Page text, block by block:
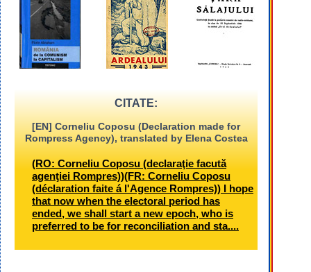
CITATE:
[EN] Corneliu Coposu (Declaration made for
Rompress Agency), translated by Elena Costea
(RO: Corneliu Coposu (declaraţie facută
agenţiei Rompres))(FR: Corneliu Coposu
(déclaration faite á l'Agence Rompres)) I hope
that now when the electoral period has
ended, we shall start a new epoch, who is
preferred to be for reconciliation and sta....